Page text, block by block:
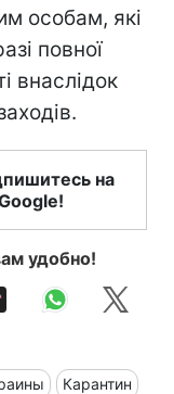
особам, які
повної
внаслідок
на
удобно!
Карантин